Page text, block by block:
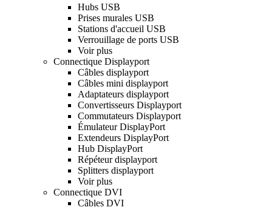
Hubs USB
Prises murales USB
Stations d'accueil USB
Verrouillage de ports USB
Voir plus
Connectique Displayport
Câbles displayport
Câbles mini displayport
Adaptateurs displayport
Convertisseurs Displayport
Commutateurs Displayport
Émulateur DisplayPort
Extendeurs DisplayPort
Hub DisplayPort
Répéteur displayport
Splitters displayport
Voir plus
Connectique DVI
Câbles DVI